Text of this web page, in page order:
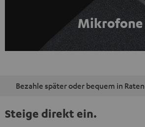
Mikrofone
Bezahle später oder bequem in Raten
Steige direkt ein.